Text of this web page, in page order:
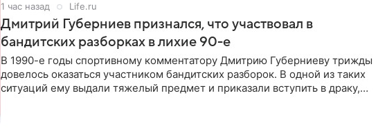
1 час назад Life.ru
Дмитрий Губерниев признался, что участвовал в
бандитских разборках в лихие 90-е
В 1990-е годы спортивному комментатору Дмитрию Губерниеву трижды
довелось оказаться участником бандитских разборок. В одной из таких
ситуаций ему выдали тяжелый предмет и приказали вступить в драку,